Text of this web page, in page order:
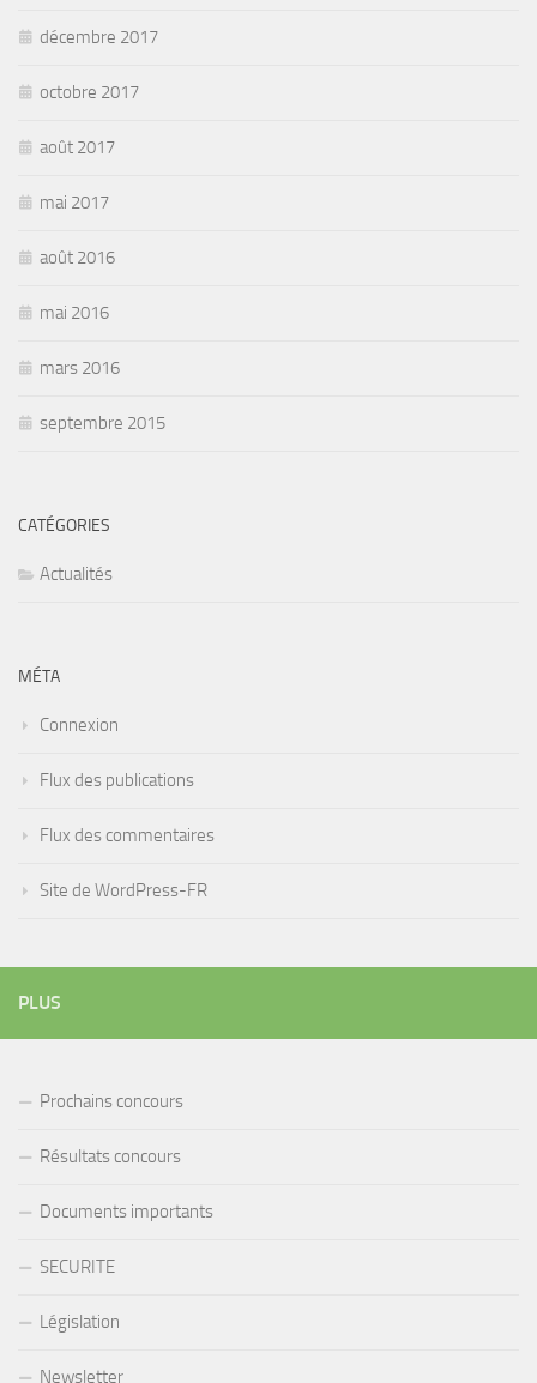
décembre 2017
octobre 2017
août 2017
mai 2017
août 2016
mai 2016
mars 2016
septembre 2015
CATÉGORIES
Actualités
MÉTA
Connexion
Flux des publications
Flux des commentaires
Site de WordPress-FR
PLUS
Prochains concours
Résultats concours
Documents importants
SECURITE
Législation
Newsletter